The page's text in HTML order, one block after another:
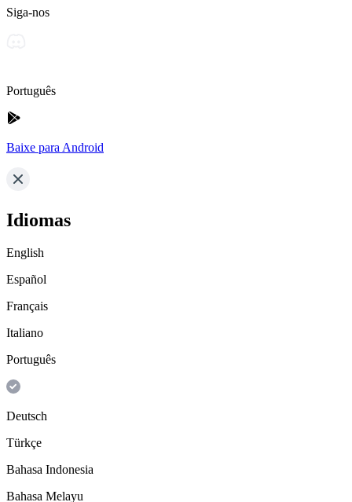
Siga-nos
Português
Baixe para Android
Idiomas
English
Español
Français
Italiano
Português
Deutsch
Türkçe
Bahasa Indonesia
Bahasa Melayu